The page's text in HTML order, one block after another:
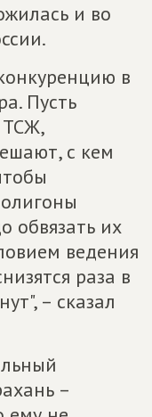
и во
в
Пусть
ТСЖ,
с кем
обвязать их
ведения
раза в
– сказал
–